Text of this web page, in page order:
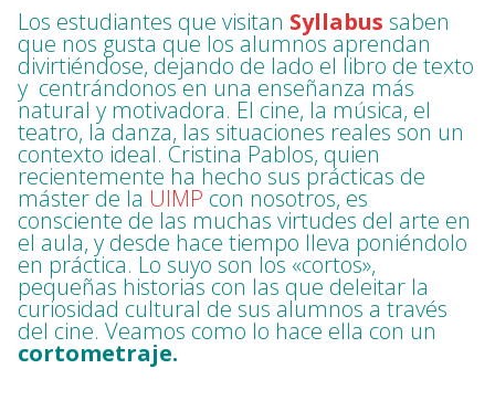
Los estudiantes que visitan Syllabus saben
que nos gusta que los alumnos aprendan
divirtiéndose, dejando de lado el libro de texto
y centrándonos en una enseñanza más
natural y motivadora. El cine, la música, el
teatro, la danza, las situaciones reales son un
contexto ideal. Cristina Pablos, quien
recientemente ha hecho sus prácticas de
máster de la UIMP con nosotros, es
consciente de las muchas virtudes del arte en
el aula, y desde hace tiempo lleva poniéndolo
en práctica. Lo suyo son los «cortos»,
pequeñas historias con las que deleitar la
curiosidad cultural de sus alumnos a través
del cine. Veamos como lo hace ella con un
cortometraje.